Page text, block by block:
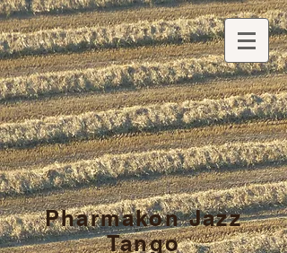
Pharmakon Jazz
Tango